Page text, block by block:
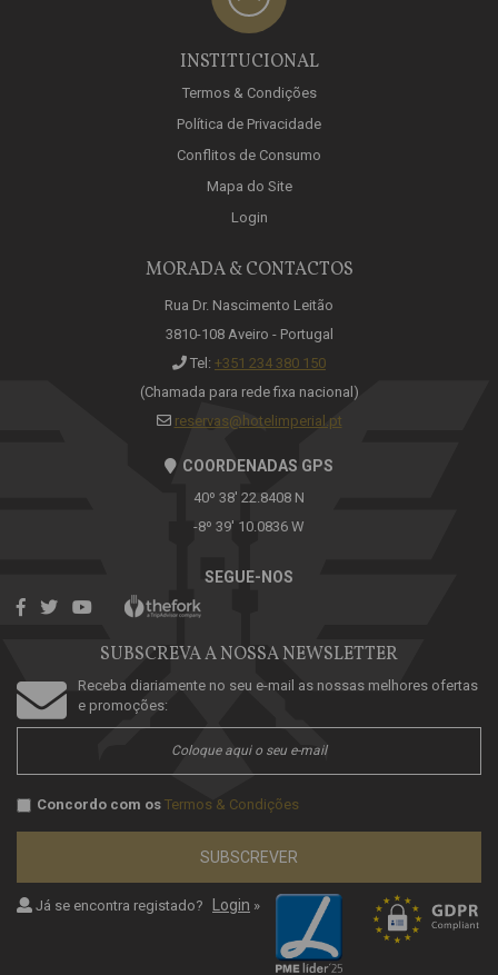
INSTITUCIONAL
Termos & Condições
Política de Privacidade
Conflitos de Consumo
Mapa do Site
Login
MORADA & CONTACTOS
Rua Dr. Nascimento Leitão
3810-108 Aveiro - Portugal
Tel: +351 234 380 150
(Chamada para rede fixa nacional)
reservas@hotelimperial.pt
COORDENADAS GPS
40º 38' 22.8408 N
-8º 39' 10.0836 W
SEGUE-NOS
SUBSCREVA A NOSSA NEWSLETTER
Receba diariamente no seu e-mail as nossas melhores ofertas
e promoções:
Concordo com os Termos & Condições
SUBSCREVER
Já se encontra registado? Login »